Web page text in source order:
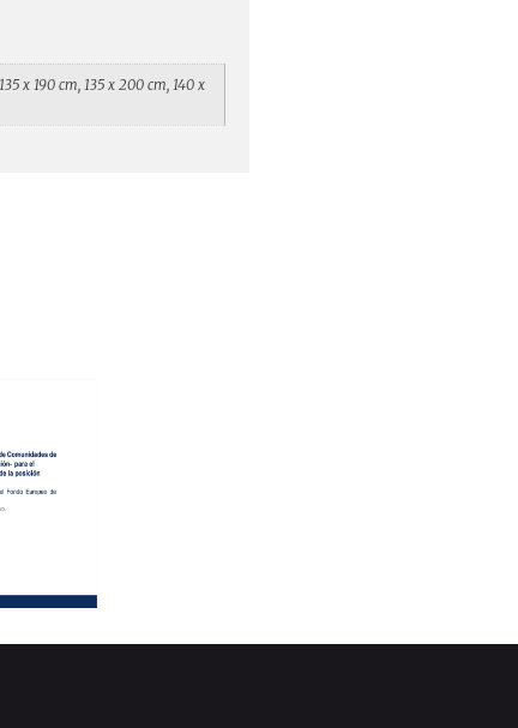
x 190 cm, 135 x 200 cm, 140 x